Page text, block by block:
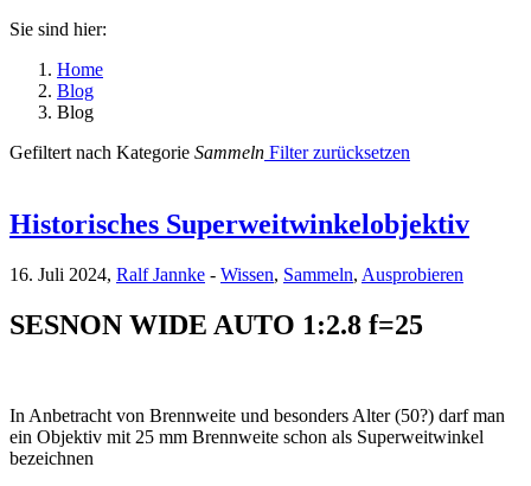
Sie sind hier:
Home
Blog
Blog
Gefiltert nach Kategorie Sammeln Filter zurücksetzen
Historisches Superweitwinkelobjektiv
16. Juli 2024, Ralf Jannke - Wissen, Sammeln, Ausprobieren
SESNON WIDE AUTO 1:2.8 f=25
In Anbetracht von Brennweite und besonders Alter (50?) darf man
ein Objektiv mit 25 mm Brennweite schon als Superweitwinkel
bezeichnen